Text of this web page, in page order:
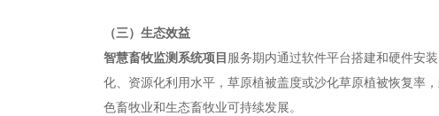
（三）生态效益
智慧畜牧监测系统项目服务期内通过软件平台搭建和硬件安
化、资源化利用水平，草原植被盖度或沙化草原植被恢复率
色畜牧业和生态畜牧业可持续发展。